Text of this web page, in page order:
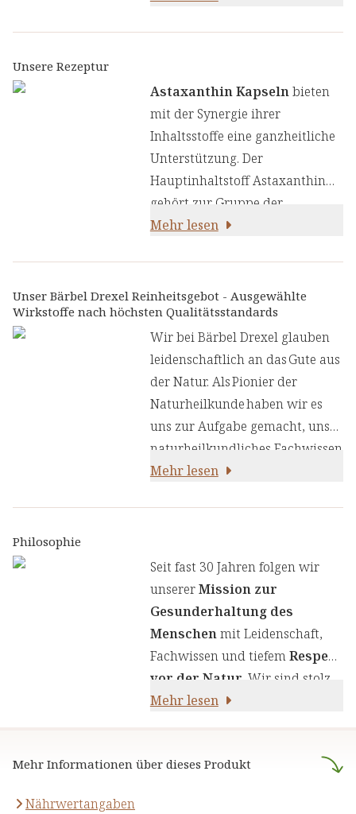
Funktionen im Körper haben
und die Astaxanthin Kapseln zu
einem wahren Antioxidans-
Komplex machen:
Unsere Rezeptur
Astaxanthin Kapselnbieten
mit der Synergie ihrer
Inhaltsstoffe eine ganzheitliche
Unterstützung. Der
Hauptinhaltstoff Astaxanthin
gehört zur Gruppe der
Carotinoide, das in der Natur
isproduziert wird, und der Alge
ihre typische rote Farbe
verleiht.
Mehr lesen
Unser Bärbel Drexel Reinheitsgebot - Ausgewählte
Wirkstoffe nach höchsten Qualitätsstandards
Wir bei Bärbel Drexel glauben
leidenschaftlich an das Gute aus
der Natur. Als Pionier der
Naturheilkunde haben wir es
uns zur Aufgabe gemacht, unser
naturheilkundliches Fachwissen
und unsere Erfahrung mit den
Wir legen großen Wert auf
einen genauen Auswahlprozess
unserer Inhaltsstoffe, um Ihnen
sorgfältig zusammengestellte
Produkte zu liefern. Wir nutzen
die Kraft von Kräutern,
Pflanzenstoffen und anderen
Wohlbefinden.
Mehr lesen
Mehr Informationen über dieses Produkt
Nährwertangaben
Philosophie
Seit fast 30 Jahren folgen wir
unsererMission zur
Gesunderhaltung des
Menschenmit Leidenschaft,
Fachwissen und tiefemRespekt
vor der Natur . Wir sind stolz
darauf,naturreine Produkte
stützen.
Mehr lesen